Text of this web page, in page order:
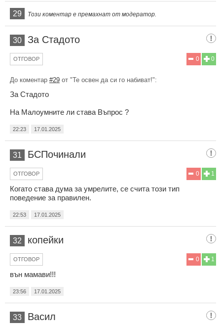
29 Този коментар е премахнат от модератор.
30 За Стадото
0
0
ОТГОВОР
До коментар #29 от "Те освен да си го набиват!":
За Стадото
На Малоумните ли става Въпрос ?
22:23 17.01.2025
31 БСПочинали
1
0
ОТГОВОР
Когато става дума за умрелите, се счита този тип
поведение за правилен.
22:53 17.01.2025
32 копейки
1
0
ОТГОВОР
вън мамави!!!
23:56 17.01.2025
33 Васил